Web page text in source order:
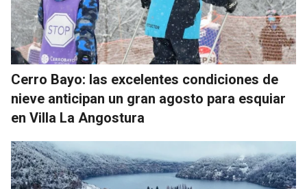
Cerro Bayo: las excelentes condiciones de
nieve anticipan un gran agosto para esquiar
en Villa La Angostura